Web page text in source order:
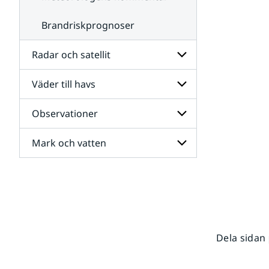
Brandriskprognoser
Radar och satellit
Undersidor
för
Radar
och
satellit
Väder till havs
Undersidor
för
Väder
till
havs
Observationer
Undersidor
för
Mark och vatten
Dela sidan